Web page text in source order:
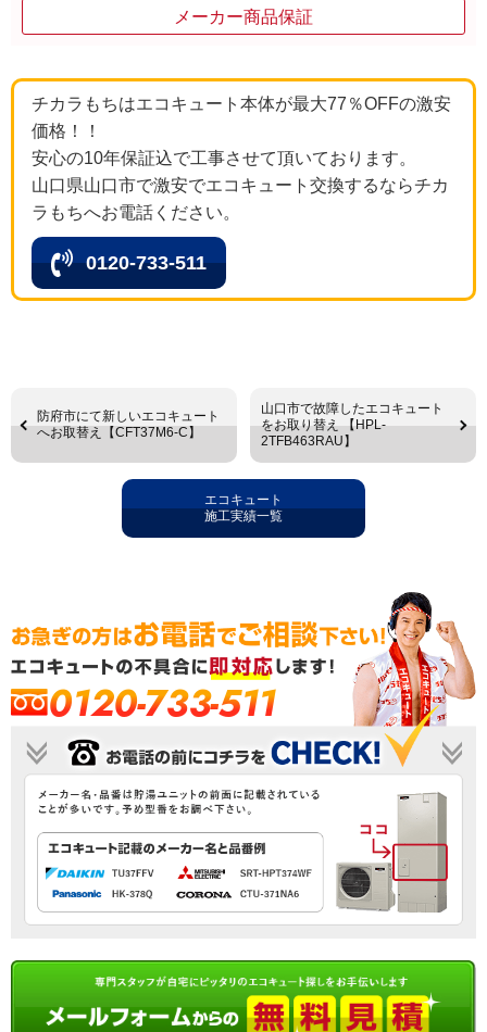
メーカー商品保証
チカラもちはエコキュート本体が最大77％OFFの激安
価格！！
安心の10年保証込で工事させて頂いております。
山口県山口市で激安でエコキュート交換するならチカ
ラもちへお電話ください。
0120-733-511
防府市にて新しいエコキュート
へお取替え【CFT37M6-C】
山口市で故障したエコキュート
をお取り替え 【HPL-
2TFB463RAU】
エコキュート
施工実績一覧
0120-733-511